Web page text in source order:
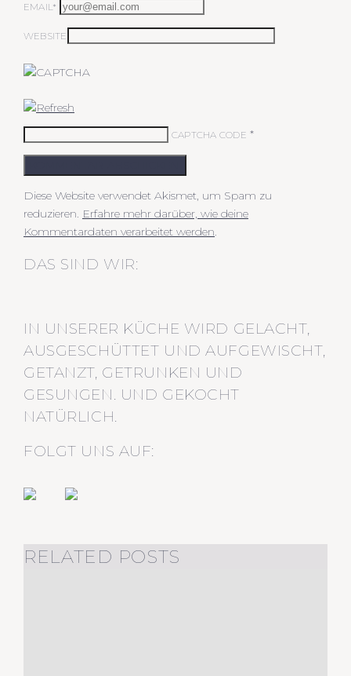
EMAIL*
WEBSITE
CAPTCHA CODE *
Diese Website verwendet Akismet, um Spam zu
reduzieren. Erfahre mehr darüber, wie deine
Kommentardaten verarbeitet werden.
DAS SIND WIR:
IN UNSERER KÜCHE WIRD GELACHT,
AUSGESCHÜTTET UND AUFGEWISCHT,
GETANZT, GETRUNKEN UND
GESUNGEN. UND GEKOCHT
NATÜRLICH.
FOLGT UNS AUF:
RELATED POSTS